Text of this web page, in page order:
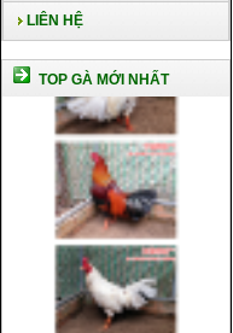
LIÊN HỆ
TOP GÀ MỚI NHẤT